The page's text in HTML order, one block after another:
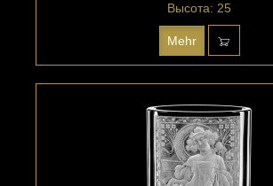
Высота: 25
Mehr